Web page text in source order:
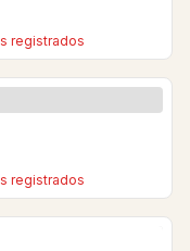
registrados
registrados